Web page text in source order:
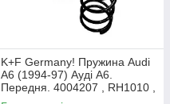
K+F Germany! Пружина Audi
A6 (1994-97) Ауді А6.
Передня. 4004207 , RH1010 ,
997224. К+Ф Німеччина